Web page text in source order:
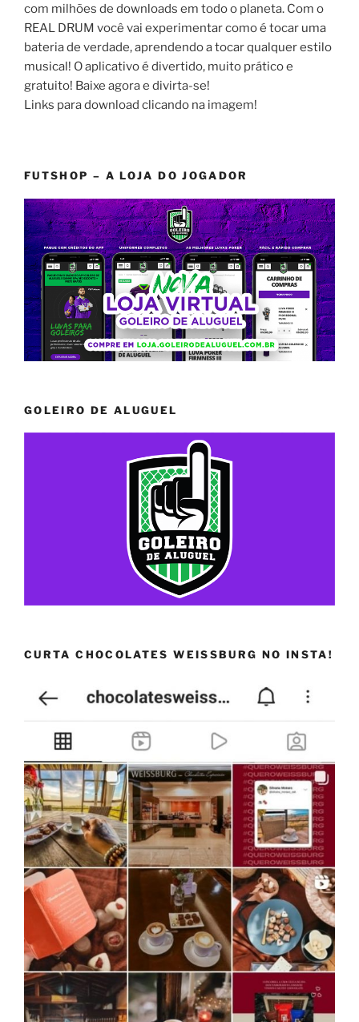
com milhões de downloads em todo o planeta. Com o
REAL DRUM você vai experimentar como é tocar uma
bateria de verdade, aprendendo a tocar qualquer estilo
musical! O aplicativo é divertido, muito prático e
gratuito! Baixe agora e divirta-se!
Links para download clicando na imagem!
FUTSHOP – A LOJA DO JOGADOR
GOLEIRO DE ALUGUEL
CURTA CHOCOLATES WEISSBURG NO INSTA!